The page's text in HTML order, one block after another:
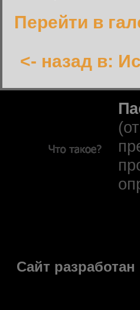
Перейти в
<- назад в:
Сайт